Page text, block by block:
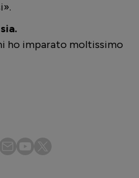
ho imparato moltissimo